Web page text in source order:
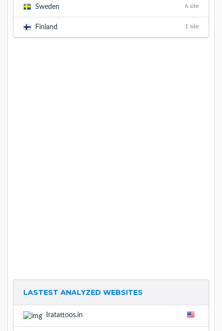
Sweden 6 site
Finland 1 site
LASTEST ANALYZED WEBSITES
Iratattoos.in